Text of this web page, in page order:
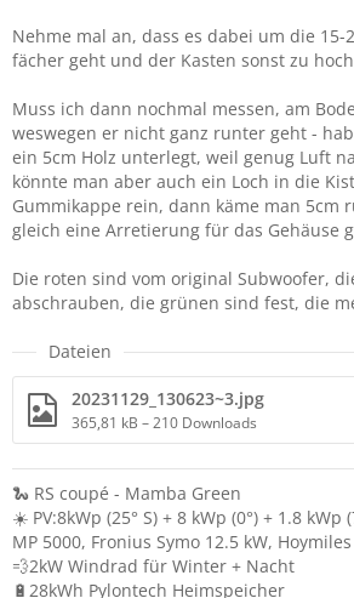
Nehme mal an, dass es dabei um die 15-
fächer geht und der Kasten sonst zu
Muss ich dann nochmal messen, am
weswegen er nicht ganz runter geht -
ein 5cm Holz unterlegt, weil genug Luft
könnte man aber auch ein Loch in die
Gummikappe rein, dann käme man 5cm
gleich eine Arretierung für das Gehäuse
Die roten sind vom original Subwoofer,
abschrauben, die grünen sind fest, die
Dateien
20231129_130623~3.jpg
365,81 kB – 210 Downloads
🐍 RS coupé - Mamba Green
☀️ PV:8kWp (25° S) + 8 kWp (0°) + 1.8 kWp
MP 5000, Fronius Symo 12.5 kW,
💨2kW Windrad für Winter + Nacht
🔋28kWh Pylontech Heimspeicher